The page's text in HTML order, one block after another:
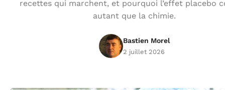
recettes qui marchent, et pourquoi l’effet placebo
autant que la chimie.
Bastien Morel
2 juillet 2026